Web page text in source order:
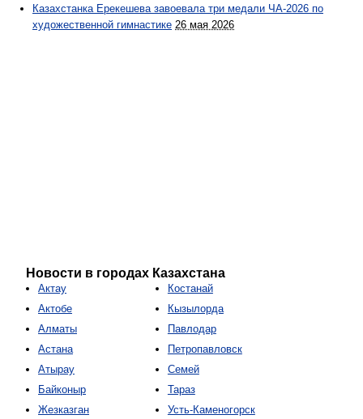
Казахстанка Ерекешева завоевала три медали ЧА-2026 по
художественной гимнастике 26 мая 2026
Новости в городах Казахстана
Актау
Актобе
Алматы
Астана
Атырау
Байконыр
Жезказган
Костанай
Кызылорда
Павлодар
Петропавловск
Семей
Тараз
Усть-Каменогорск